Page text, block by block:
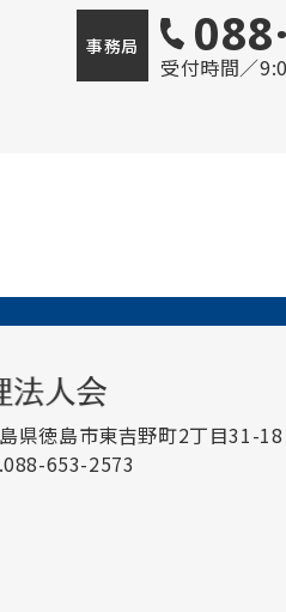
事務局
受付時間／
県徳島市東吉野町2丁目31-18
653-2573